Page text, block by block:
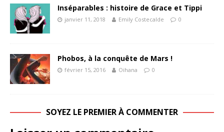
Inséparables : histoire de Grace et Tippi
janvier 11, 2018 Emily Costecalde 0
Phobos, à la conquête de Mars !
février 15, 2016 Oihana 0
SOYEZ LE PREMIER À COMMENTER